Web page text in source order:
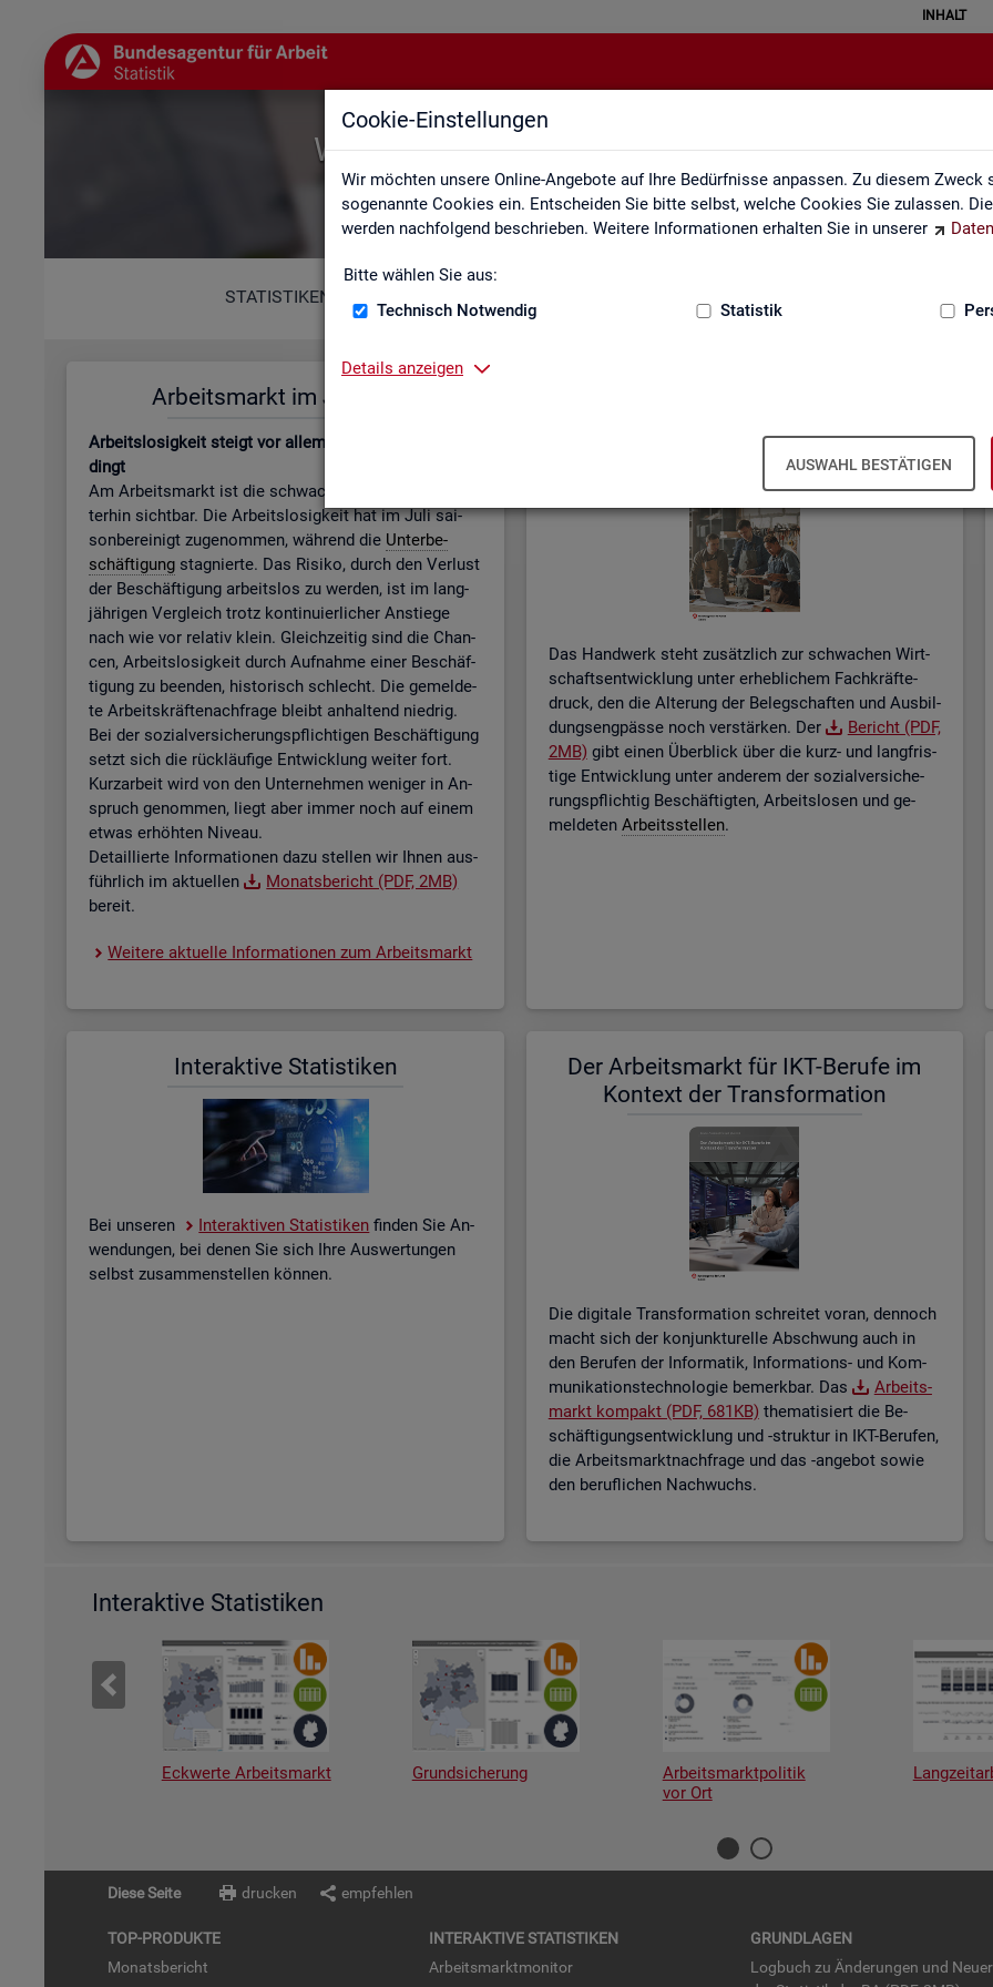
Cookie-Einstellungen
Wir möchten unsere Online-Angebote auf Ihre Bedürfnisse anpassen. Zu diesem Zweck
sogenannte Cookies ein. Entscheiden Sie bitte selbst, welche Cookies Sie zulassen.
werden nachfolgend beschrieben. Weitere Informationen erhalten Sie in unserer
Bitte wählen Sie aus:
Technisch Notwendig
Statistik
Details anzeigen
AUSWAHL BESTÄTIGEN
INHALT
Willkommen bei der Statistik der
STATISTIKEN
Ar­beits­markt im Juli 2026
Ar­beits­lo­sig­keit steigt vor allem jah­res­zeit­lich be­
dingt
Am Ar­beits­markt ist die schwa­che Kon­junk­tur wei­
ter­hin sicht­bar. Die Ar­beits­lo­sig­keit hat im Juli sai­
son­be­rei­nigt zu­ge­nom­men, wäh­rend die Un­ter­be­
schäf­ti­gung sta­gnier­te. Das Ri­si­ko, durch den Ver­lust
der Be­schäf­ti­gung ar­beits­los zu wer­den, ist im lang­
jäh­ri­gen Ver­gleich trotz kon­ti­nu­ier­li­cher An­stie­ge
nach wie vor re­la­tiv klein. Gleich­zei­tig sind die Chan­
cen, Ar­beits­lo­sig­keit durch Auf­nah­me einer Be­schäf­
ti­gung zu be­en­den, his­to­risch schlecht. Die ge­mel­de­
te Ar­beits­kräf­te­nach­fra­ge bleibt an­hal­tend nied­rig.
Bei der so­zi­al­ver­si­che­rungs­pflich­ti­gen Be­schäf­ti­gung
setzt sich die rück­läu­fi­ge Ent­wick­lung wei­ter fort.
Kurz­ar­beit wird von den Un­ter­neh­men we­ni­ger in An­
spruch ge­nom­men, liegt aber immer noch auf einem
etwas er­höh­ten Ni­veau.
De­tail­lier­te In­for­ma­tio­nen dazu stel­len wir Ihnen aus­
führ­lich im ak­tu­el­len
Mo­nats­be­richt (PDF, 2MB)
be­reit.
Wei­te­re ak­tu­el­le In­for­ma­tio­nen zum Ar­beits­markt
Das Hand­werk steht zu­sätz­lich zur schwa­chen Wirt­
schafts­ent­wick­lung unter er­heb­li­chem Fach­kräf­te­
druck, den die Al­te­rung der Be­leg­schaf­ten und Aus­bil­
dungs­eng­päs­se noch ver­stär­ken. Der
Be­richt (PDF,
2MB) gibt einen Über­blick über die kurz- und lang­fris­
ti­ge Ent­wick­lung unter an­de­rem der so­zi­al­ver­si­che­
rungs­pflich­tig Be­schäf­tig­ten, Ar­beits­lo­sen und ge­
mel­de­ten Ar­beits­stel­len.
In­ter­ak­ti­ve Sta­tis­ti­ken
Bei un­se­ren In­ter­ak­ti­ven Sta­tis­ti­ken fin­den Sie An­
wen­dun­gen, bei denen Sie sich Ihre Aus­wer­tun­gen
selbst zu­sam­men­stel­len kön­nen.
Der Ar­beits­markt für IKT-Be­ru­fe im
Kon­text der Trans­for­ma­ti­on
Die di­gi­ta­le Trans­for­ma­ti­on schrei­tet voran, den­noch
macht sich der kon­junk­tu­rel­le Ab­schwung auch in
den Be­ru­fen der In­for­ma­tik, In­for­ma­ti­ons- und Kom­
mu­ni­ka­ti­ons­tech­no­lo­gie be­merk­bar. Das
Ar­beits­
markt kom­pakt (PDF, 681KB) the­ma­ti­siert die Be­
schäf­ti­gungs­ent­wick­lung und -struk­tur in IKT-Be­ru­fen,
die Ar­beits­markt­nach­fra­ge und das -an­ge­bot sowie
den be­ruf­li­chen Nach­wuchs.
Interaktive Statistiken
Eckwerte Arbeitsmarkt Grundsicherung
Arbeitsmarktpolitik
vor Ort
Diese Seite drucken empfehlen
TOP-PRO­DUK­TE
Mo­nats­be­richt
IN­TER­AK­TI­VE STA­TIS­TI­KEN
Ar­beits­markt­mo­ni­tor
GRUND­LA­GEN
Log­buch zu Än­de­run­gen und